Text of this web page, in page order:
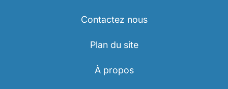
Contactez nous
Plan du site
À propos